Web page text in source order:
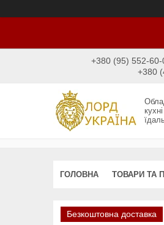
+380 (95) 552-60-
+380
ГОЛОВНА ТОВАРИ ТА
Безкоштовна доставка